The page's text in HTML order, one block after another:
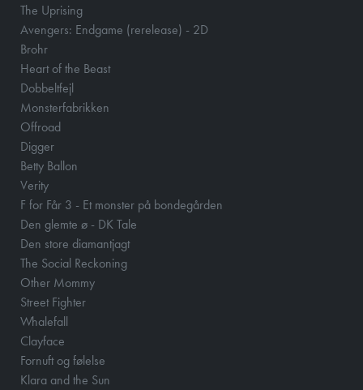
The Uprising
Avengers: Endgame (rerelease) - 2D
Brohr
Heart of the Beast
Dobbeltfejl
Monsterfabrikken
Offroad
Digger
Betty Ballon
Verity
F for Får 3 - Et monster på bondegården
Den glemte ø - DK Tale
Den store diamantjagt
The Social Reckoning
Other Mommy
Street Fighter
Whalefall
Clayface
Fornuft og følelse
Klara and the Sun